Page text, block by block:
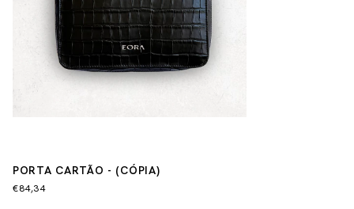
PORTA CARTÃO - (CÓPIA)
€84,34